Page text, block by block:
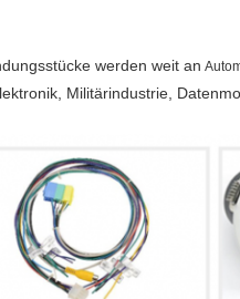
werden weit an
Militärindustrie,